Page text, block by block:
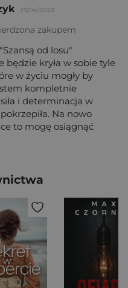
29/04/2022
zakupem
od losu"
będzie kryła w sobie tyle
w życiu mogły by
kompletnie
i determinacja w
Na nowo
to mogę osiągnąć